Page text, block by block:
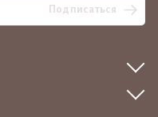
Подписаться